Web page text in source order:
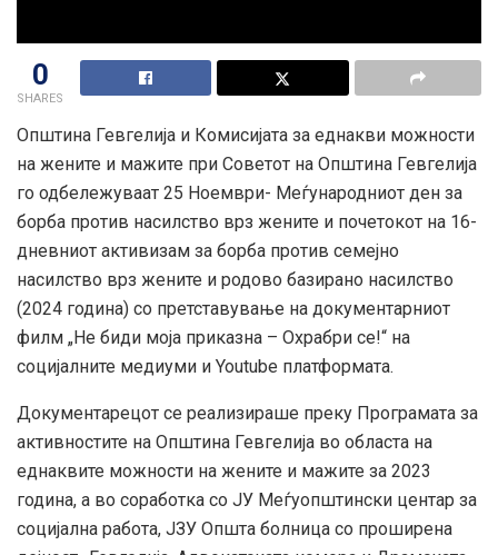
0
SHARES
Општина Гевгелија и Комисијата за еднакви можности
на жените и мажите при Советот на Општина Гевгелија
го одбележуваат 25 Ноември- Меѓународниот ден за
борба против насилство врз жените и почетокот на 16-
дневниот активизам за борба против семејно
насилство врз жените и родово базирано насилство
(2024 година) со претставување на документарниот
филм „Не биди моја приказна – Охрабри се!“ на
социјалните медиуми и Youtube платформата.
Документарецот се реализираше преку Програмата за
активностите на Општина Гевгелија во областа на
еднаквите можности на жените и мажите за 2023
година, а во соработка со ЈУ Меѓуопштински центар за
социјална работа, ЈЗУ Општа болница со проширена